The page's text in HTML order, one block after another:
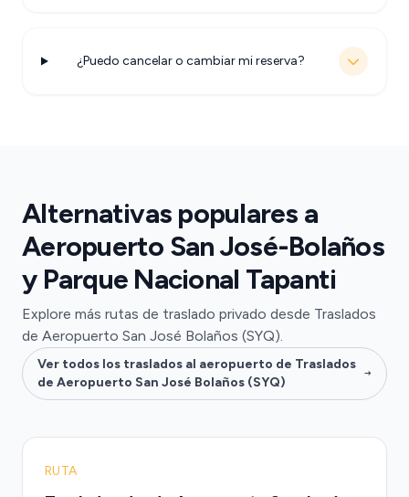
¿Puedo cancelar o cambiar mi reserva?
Alternativas populares a
Aeropuerto San José-Bolaños
y Parque Nacional Tapanti
Explore más rutas de traslado privado desde Traslados
de Aeropuerto San José Bolaños (SYQ).
Ver todos los traslados al aeropuerto de Traslados
de Aeropuerto San José Bolaños (SYQ)
RUTA